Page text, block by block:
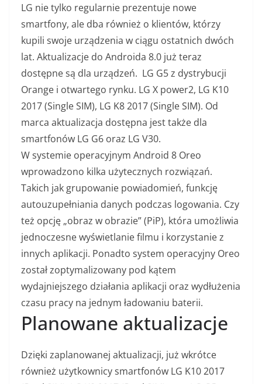
LG nie tylko regularnie prezentuje nowe
smartfony, ale dba również o klientów, którzy
kupili swoje urządzenia w ciągu ostatnich dwóch
lat. Aktualizacje do Androida 8.0 już teraz
dostępne są dla urządzeń. LG G5 z dystrybucji
Orange i otwartego rynku. LG X power2, LG K10
2017 (Single SIM), LG K8 2017 (Single SIM). Od
marca aktualizacja dostępna jest także dla
smartfonów LG G6 oraz LG V30.
W systemie operacyjnym Android 8 Oreo
wprowadzono kilka użytecznych rozwiązań.
Takich jak grupowanie powiadomień, funkcję
autouzupełniania danych podczas logowania. Czy
też opcję „obraz w obrazie” (PiP), która umożliwia
jednoczesne wyświetlanie filmu i korzystanie z
innych aplikacji. Ponadto system operacyjny Oreo
został zoptymalizowany pod kątem
wydajniejszego działania aplikacji oraz wydłużenia
czasu pracy na jednym ładowaniu baterii.
Planowane aktualizacje
Dzięki zaplanowanej aktualizacji, już wkrótce
również użytkownicy smartfonów LG K10 2017